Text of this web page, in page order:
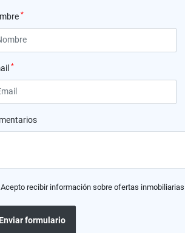
*
*
Acepto recibir información sobre ofertas inmobiliarias
Enviar formulario